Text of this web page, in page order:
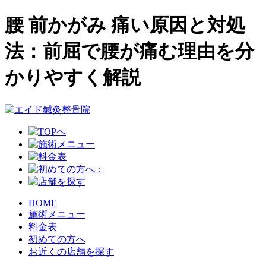
腰 前かがみ 痛い原因と対処
法：前屈で腰が痛む理由を分
かりやすく解説
HOME
施術メニュー
料金表
初めての方へ
お近くの店舗を探す